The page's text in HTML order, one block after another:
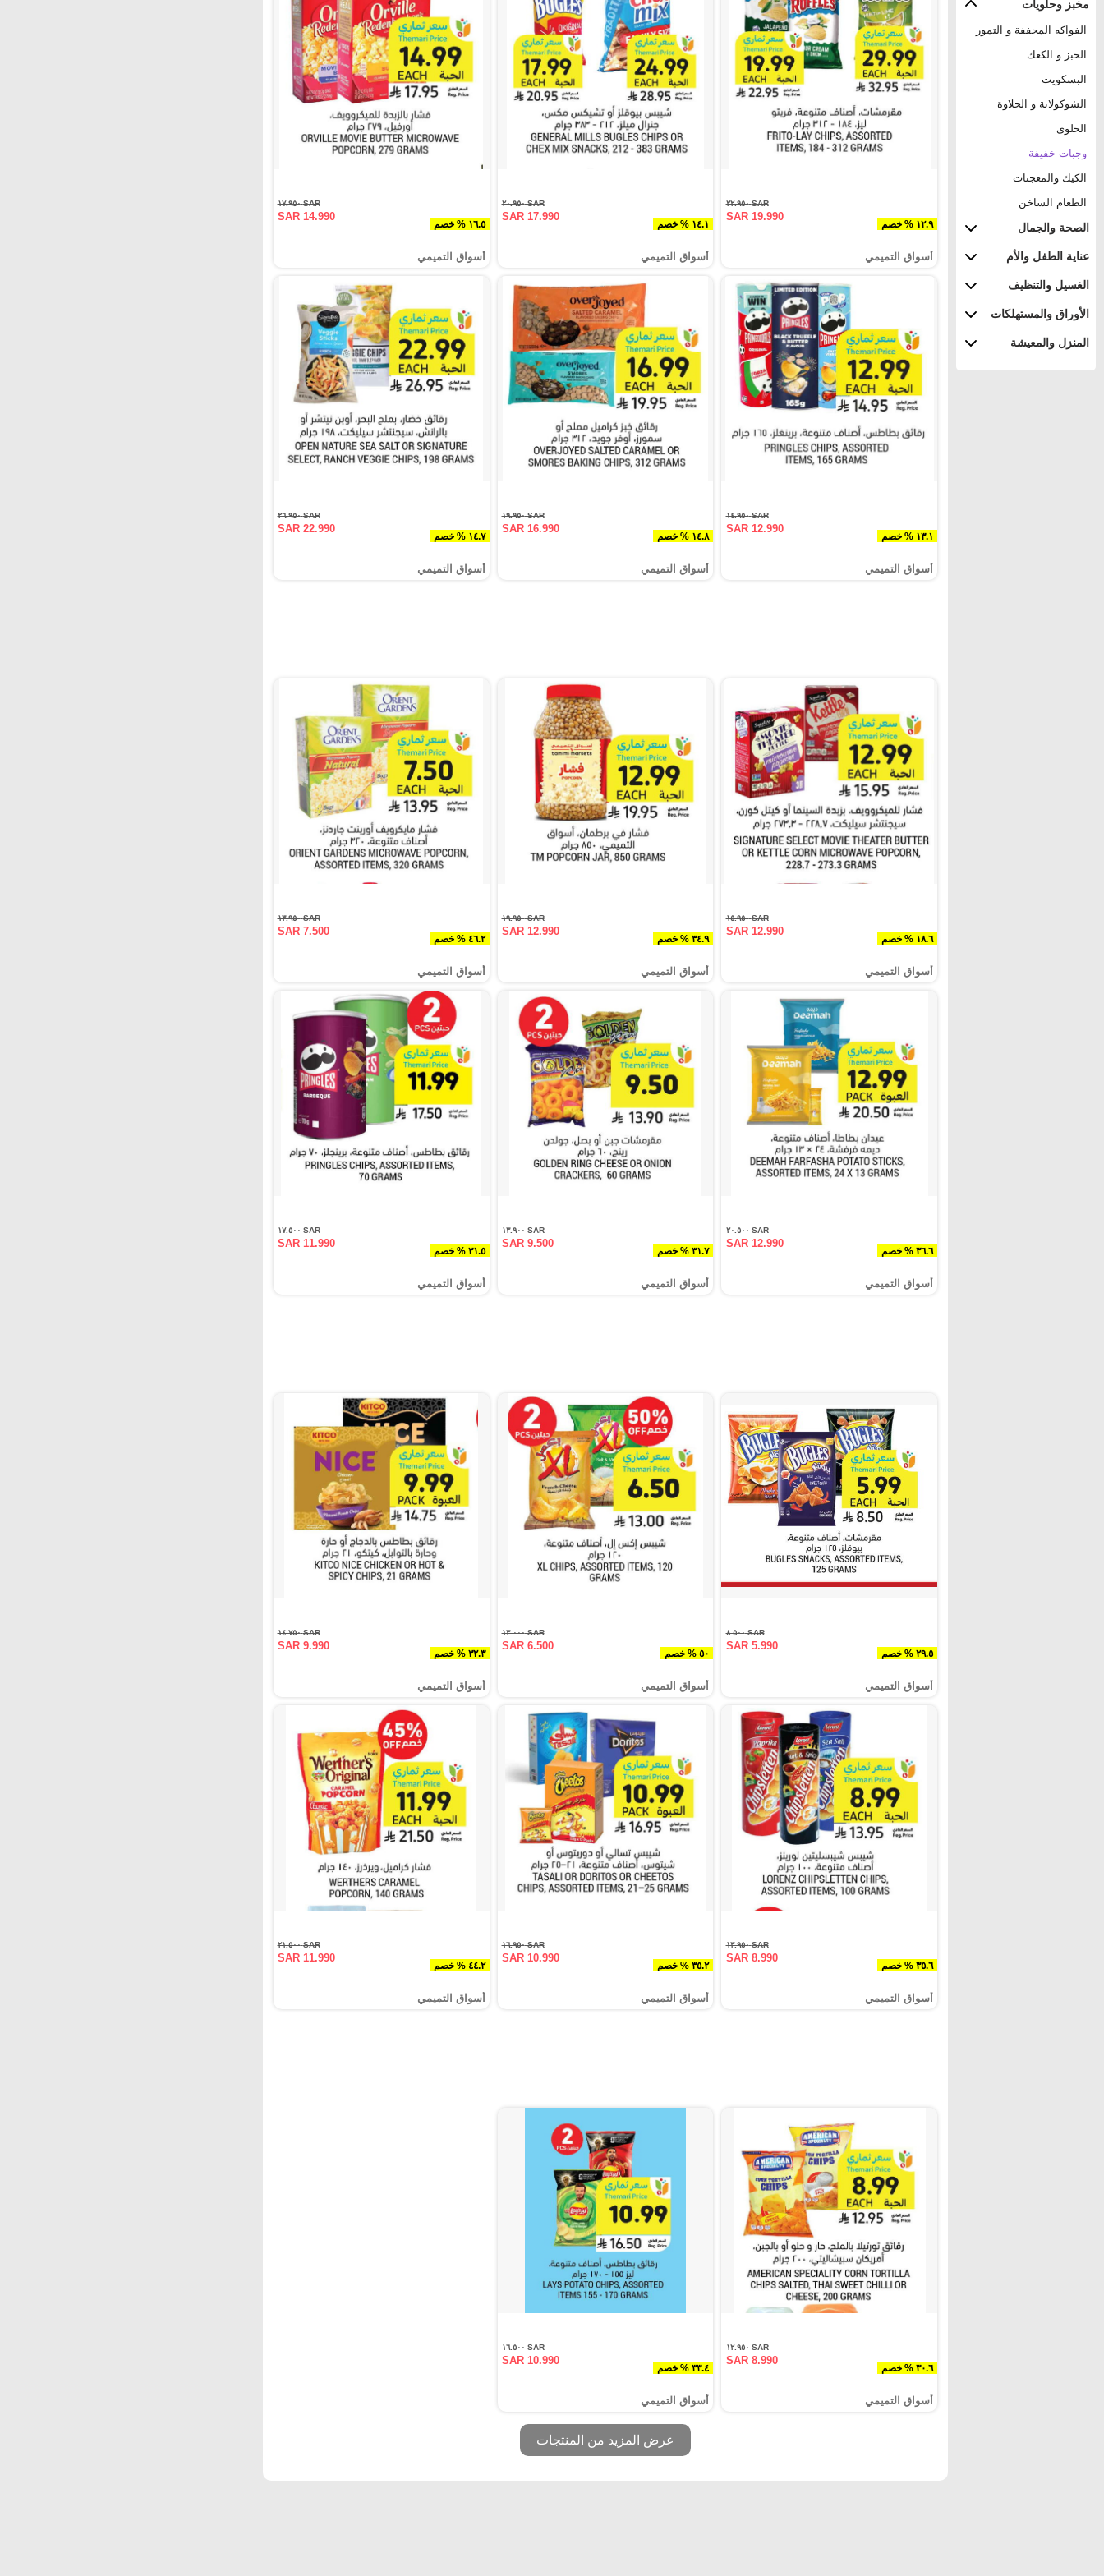
مخبز وحلويات
الفواكه المجففة و التمور
الخبز و الكعك
البسكويت
الشوكولاتة و الحلاوة
الحلوى
وجبات خفيفة
الكيك والمعجنات
الطعام الساخن
الصحة والجمال
عناية الطفل والأم
الغسيل والتنظيف
الأوراق والمستهلكات
المنزل والمعيشة
١٢.٩ % خصم
SAR ٢٢.٩٥٠
SAR 19.990
أسواق التميمي
١٤.١ % خصم
SAR ٢٠.٩٥٠
SAR 17.990
أسواق التميمي
١٦.٥ % خصم
SAR ١٧.٩٥٠
SAR 14.990
أسواق التميمي
١٣.١ % خصم
SAR ١٤.٩٥٠
SAR 12.990
أسواق التميمي
١٤.٨ % خصم
SAR ١٩.٩٥٠
SAR 16.990
أسواق التميمي
١٤.٧ % خصم
SAR ٢٦.٩٥٠
SAR 22.990
أسواق التميمي
١٨.٦ % خصم
SAR ١٥.٩٥٠
SAR 12.990
أسواق التميمي
٣٤.٩ % خصم
SAR ١٩.٩٥٠
SAR 12.990
أسواق التميمي
٤٦.٢ % خصم
SAR ١٣.٩٥٠
SAR 7.500
أسواق التميمي
٣٦.٦ % خصم
SAR ٢٠.٥٠٠
SAR 12.990
أسواق التميمي
٣١.٧ % خصم
SAR ١٣.٩٠٠
SAR 9.500
أسواق التميمي
٣١.٥ % خصم
SAR ١٧.٥٠٠
SAR 11.990
أسواق التميمي
٢٩.٥ % خصم
SAR ٨.٥٠٠
SAR 5.990
أسواق التميمي
٥٠ % خصم
SAR ١٣.٠٠٠
SAR 6.500
أسواق التميمي
٣٢.٣ % خصم
SAR ١٤.٧٥٠
SAR 9.990
أسواق التميمي
٣٥.٦ % خصم
SAR ١٣.٩٥٠
SAR 8.990
أسواق التميمي
٣٥.٢ % خصم
SAR ١٦.٩٥٠
SAR 10.990
أسواق التميمي
٤٤.٢ % خصم
SAR ٢١.٥٠٠
SAR 11.990
أسواق التميمي
٣٠.٦ % خصم
SAR ١٢.٩٥٠
SAR 8.990
أسواق التميمي
٣٣.٤ % خصم
SAR ١٦.٥٠٠
SAR 10.990
أسواق التميمي
عرض المزيد من المنتجات